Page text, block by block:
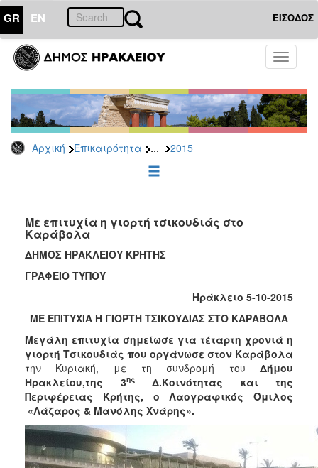
GR EN ΕΙΣΟΔΟΣ
Toggle
Αρχική Επικαιρότητα ... 2015
ΕΠΙΚΑΙΡΟΤΗΤΑ
Τύπου
Αρχείο
2026
2025
2022
2021
2020
2019
2017
2016
2015
2013
2012
2011
2010
Με επιτυχία η γιορτή τσικουδιάς στο
Καράβολα
ΔΗΜΟΣ ΗΡΑΚΛΕΙΟΥ ΚΡΗΤΗΣ
ΓΡΑΦΕΙΟ ΤΥΠΟΥ
Ηράκλειο 5-10-2015
ΜΕ ΕΠΙΤΥΧΙΑ Η ΓΙΟΡΤΗ ΤΣΙΚΟΥΔΙΑΣ ΣΤΟ ΚΑΡΑΒΟΛΑ
Mεγάλη επιτυχία σημείωσε για τέταρτη χρονιά η
γιορτή Τσικουδιάς που οργάνωσε στον Καράβολα
την Κυριακή, με τη συνδρομή του Δήμου
Ηρακλείου,της 3ηςΔ.Κοινότητας και της
Περιφέρειας Κρήτης, ο Λαογραφικός Όμιλος
«Λάζαρος & Μανόλης Χνάρης».